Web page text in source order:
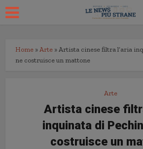
Home »Arte »Artista cinese filtra l’aria
ne costruisce un mattone
Arte
Artista cinese
inquinata di
costruisce un